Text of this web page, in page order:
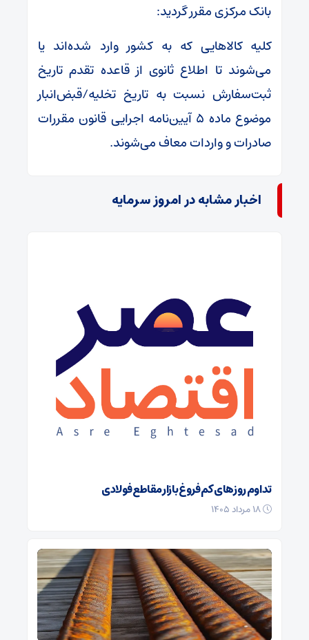
بانک مرکزی مقرر گردید:
کلیه کالا‌هایی که به کشور وارد شده‌اند یا
می‌شوند تا اطلاع ثانوی از قاعده تقدم تاریخ
ثبت‌سفارش نسبت به تاریخ تخلیه/قبض‌انبار
موضوع ماده ۵ آیین‌نامه اجرایی قانون مقررات
صادرات و واردات معاف می‌شوند.
اخبار مشابه در امروز سرمایه
تداوم روزهای کم‌فروغ بازار مقاطع فولادی